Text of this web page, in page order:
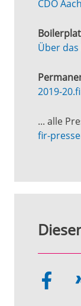
CDO
Über das
2019-
... alle
fir-